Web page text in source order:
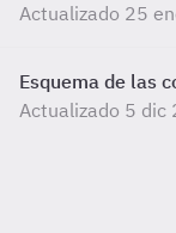
Actualizado 25
Esquema de las
Actualizado 5 dic